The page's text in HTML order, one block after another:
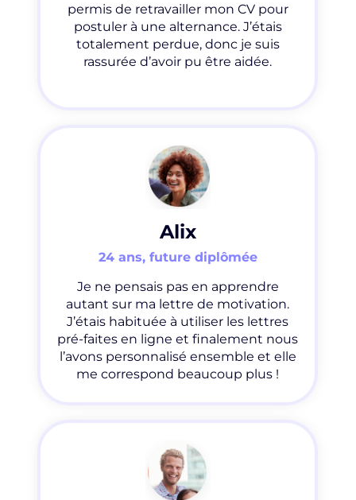
permis de retravailler mon CV pour
postuler à une alternance. J’étais
totalement perdue, donc je suis
rassurée d’avoir pu être aidée.
Je ne pensais pas en apprendre
autant sur ma lettre de motivation.
J’étais habituée à utiliser les lettres
pré-faites en ligne et finalement nous
l’avons personnalisé ensemble et elle
me correspond beaucoup plus !
Alix
24 ans, future diplômée